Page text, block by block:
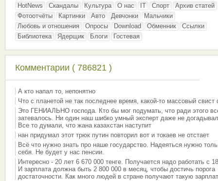
HotNews
Скандалы Культура О нас IT Спорт
Архив статей
Фотоотчёты
Картинки Авто Девчонки
Мальчики
Любовь и отношения
Опросы Download Обменник
Ссылки
Библиотека
Ядерщик Блоги Гостевая
Комментарии ( 786821 )
А кто напал то, непонятно
Что с планетой не так последнее время, какой-то массовый свист
Это ГЕНИАЛЬНО господа. Кто бы мог подумать, что ради этого
затевалось. Ни один наш шибко умный эксперт даже не
Все то думали, что жана казахстан наступит
нан придумал этот трюк путин повторил вот и токаев не отстает
Всё что нужно знать про наше государство. Надеяться нужно
себя. Не будет у нас пенсии.
Интересно - 20 лет 6 670 000 тенге. Получается надо работать с
И зарплата должна быть 2 800 000 в месяц, чтобы достичь порога
достаточности. Как много людей в стране получают такую